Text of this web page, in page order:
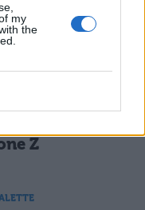
my
the
studente su
azzardo
Z